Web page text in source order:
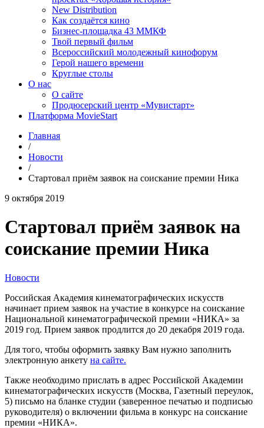
New Distribution
Как создаётся кино
Бизнес-площадка 43 ММКФ
Твой первый фильм
Всероссийский молодежный кинофорум
Герой нашего времени
Круглые столы
О нас
О сайте
Продюсерский центр «Мувистарт»
Платформа MovieStart
Главная
/
Новости
/
Стартовал приём заявок на соискание премии Ника
9 октября 2019
Стартовал приём заявок на
соискание премии Ника
Новости
Российская Академия кинематографических искусств
начинает прием заявок на участие в конкурсе на соискание
Национальной кинематографической премии «НИКА» за
2019 год. Прием заявок продлится до 20 декабря 2019 года.
Для того, чтобы оформить заявку Вам нужно заполнить
электронную анкету на сайте.
Также необходимо прислать в адрес Российской Академии
кинематографических искусств (Москва, Газетный переулок,
5) письмо на бланке студии (заверенное печатью и подписью
руководителя) о включении фильма в конкурс на соискание
премии «НИКА».